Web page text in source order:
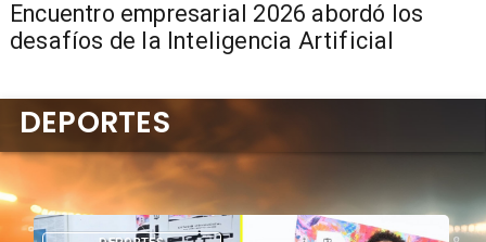
Encuentro empresarial 2026 abordó los
desafíos de la Inteligencia Artificial
DEPORTES